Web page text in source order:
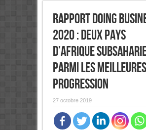
Rapport Doing
2020 : Deux pays
d’Afrique
parmi les meilleures
progression
27 octobre 2019